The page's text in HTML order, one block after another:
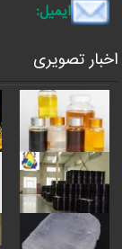
ایمیل:
اخبار تصویری